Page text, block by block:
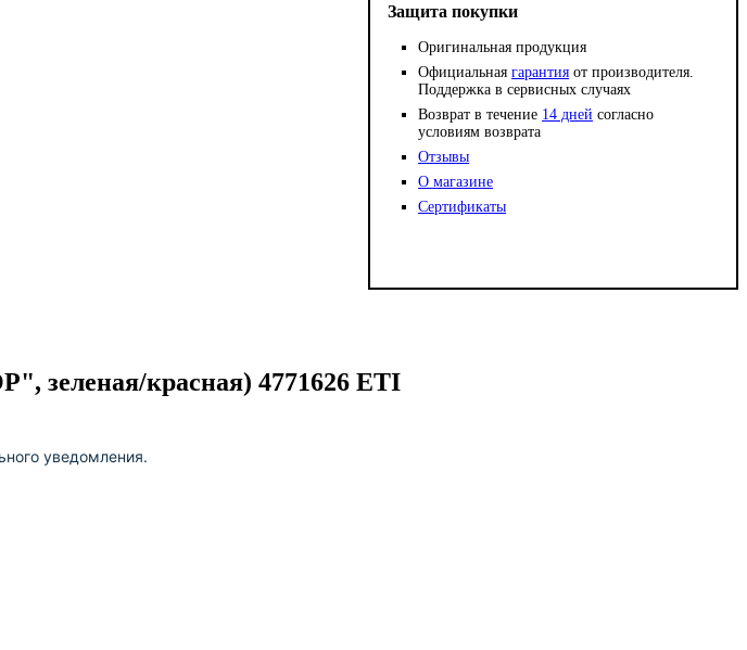
Защита покупки
Оригинальная продукция
Официальнаягарантия от производителя.
Поддержка в сервисных случаях
Возврат в течение 14 дней согласно
условиям возврата
Отзывы
О магазине
Сертификаты
зеленая/красная) 4771626 ETI
уведомления.